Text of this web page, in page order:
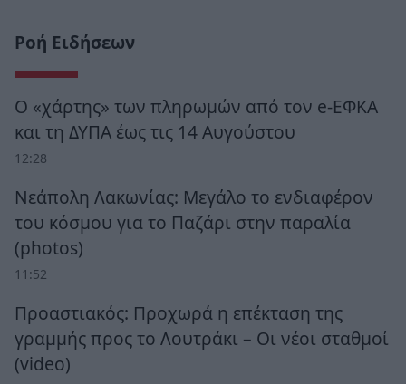
Ροή Ειδήσεων
Ο «χάρτης» των πληρωμών από τον e-ΕΦΚΑ
και τη ΔΥΠΑ έως τις 14 Αυγούστου
12:28
Νεάπολη Λακωνίας: Μεγάλο το ενδιαφέρον
του κόσμου για το Παζάρι στην παραλία
(photos)
11:52
Προαστιακός: Προχωρά η επέκταση της
γραμμής προς το Λουτράκι – Οι νέοι σταθμοί
(video)